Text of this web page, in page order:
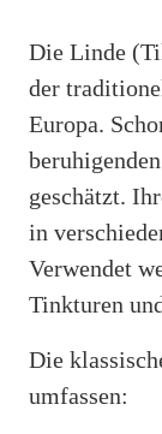
Die Linde
der
Europa.
geschätzt.
in
Verwendet
Tinkturen
Die
umfassen: